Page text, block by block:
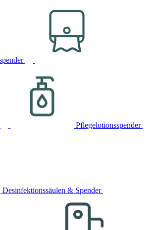
Pflegelotionsspender
Desinfektionssäulen & Spender